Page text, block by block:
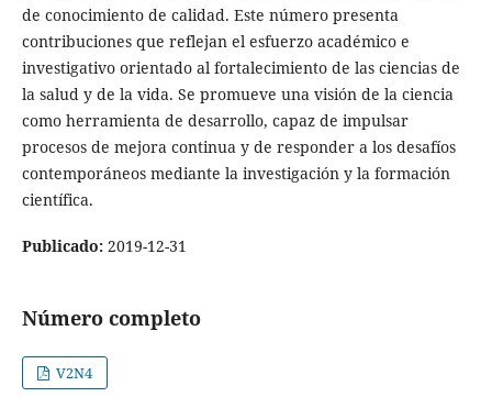
de conocimiento de calidad. Este número presenta
contribuciones que reflejan el esfuerzo académico e
investigativo orientado al fortalecimiento de las ciencias de
la salud y de la vida. Se promueve una visión de la ciencia
como herramienta de desarrollo, capaz de impulsar
procesos de mejora continua y de responder a los desafíos
contemporáneos mediante la investigación y la formación
científica.
Publicado: 2019-12-31
Número completo
V2N4